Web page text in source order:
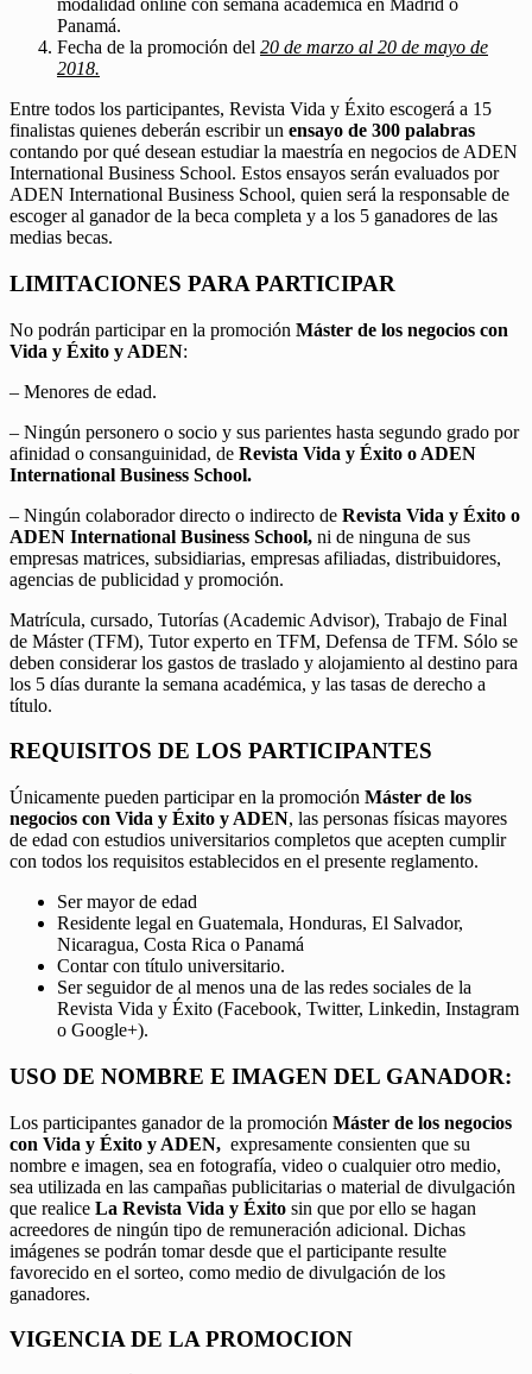
modalidad online con semana académica en Madrid o
Panamá.
Fecha de la promoción del 20 de marzo al 20 de mayo de
2018.
Entre todos los participantes, Revista Vida y Éxito escogerá a 15
finalistas quienes deberán escribir un ensayo de 300 palabras
contando por qué desean estudiar la maestría en negocios de ADEN
International Business School. Estos ensayos serán evaluados por
ADEN International Business School, quien será la responsable de
escoger al ganador de la beca completa y a los 5 ganadores de las
medias becas.
LIMITACIONES PARA PARTICIPAR
No podrán participar en la promoción Máster de los negocios con
Vida y Éxito y ADEN:
– Menores de edad.
– Ningún personero o socio y sus parientes hasta segundo grado por
afinidad o consanguinidad, de Revista Vida y Éxito o ADEN
International Business School.
– Ningún colaborador directo o indirecto de Revista Vida y Éxito o
ADEN International Business School, ni de ninguna de sus
empresas matrices, subsidiarias, empresas afiliadas, distribuidores,
agencias de publicidad y promoción.
Matrícula, cursado, Tutorías (Academic Advisor), Trabajo de Final
de Máster (TFM), Tutor experto en TFM, Defensa de TFM. Sólo se
deben considerar los gastos de traslado y alojamiento al destino para
los 5 días durante la semana académica, y las tasas de derecho a
título.
REQUISITOS DE LOS PARTICIPANTES
Únicamente pueden participar en la promoción Máster de los
negocios con Vida y Éxito y ADEN, las personas físicas mayores
de edad con estudios universitarios completos que acepten cumplir
con todos los requisitos establecidos en el presente reglamento.
Ser mayor de edad
Residente legal en Guatemala, Honduras, El Salvador,
Nicaragua, Costa Rica o Panamá
Contar con título universitario.
Ser seguidor de al menos una de las redes sociales de la
Revista Vida y Éxito (Facebook, Twitter, Linkedin, Instagram
o Google+).
USO DE NOMBRE E IMAGEN DEL GANADOR:
Los participantes ganador de la promoción Máster de los negocios
con Vida y Éxito y ADEN, expresamente consienten que su
nombre e imagen, sea en fotografía, video o cualquier otro medio,
sea utilizada en las campañas publicitarias o material de divulgación
que realice La Revista Vida y Éxito sin que por ello se hagan
acreedores de ningún tipo de remuneración adicional. Dichas
imágenes se podrán tomar desde que el participante resulte
favorecido en el sorteo, como medio de divulgación de los
ganadores.
VIGENCIA DE LA PROMOCION